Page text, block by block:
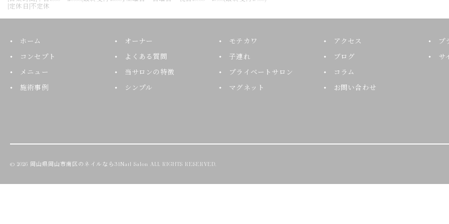
[定休日]不定休
ホーム
コンセプト
メニュー
施術事例
オーナー
よくある質問
当サロンの特徴
シンプル
モテカワ
子連れ
プライベートサロン
マグネット
アクセス
ブログ
コラム
お問い合わせ
プ
サ
© 2026 岡山県岡山市南区のネイルなら31Nail Salon ALL RIGHTS RESERVED.